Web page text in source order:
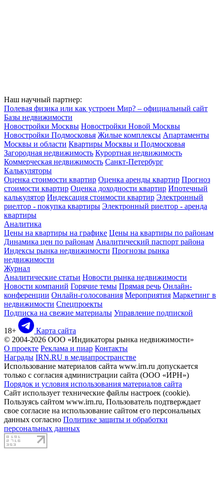
Наш научный партнер:
Полевая физика или как устроен Мир? – официальный сайт
Базы недвижимости
Новостройки Москвы Новостройки Новой Москвы
Новостройки Подмосковья Жилые комплексы Апартаменты
Москвы и области Квартиры Москвы и Подмосковья
Загородная недвижимость Курортная недвижимость
Коммерческая недвижимость Санкт-Петербург
Калькуляторы
Оценка стоимости квартир Оценка аренды квартир Прогноз
стоимости квартир Оценка доходности квартир Ипотечный
калькулятор Индексация стоимости квартир Электронный
риелтор - покупка квартиры Электронный риелтор - аренда
квартиры
Аналитика
Цены на квартиры на графике Цены на квартиры по районам
Динамика цен по районам Аналитический паспорт района
Индексы рынка недвижимости Прогнозы рынка
недвижимости
Журнал
Аналитические статьи Новости рынка недвижимости
Новости компаний Горячие темы Прямая речь Онлайн-
конференции Онлайн-голосования Мероприятия Маркетинг в
недвижимости Спецпроекты
Подписка на свежие материалы Управление подпиской
18+
Карта сайта
© 2004-2026 ООО «Индикаторы рынка недвижимости»
О проекте Реклама и пиар Контакты
Награды IRN.RU в медиапространстве
Использование материалов сайта www.irn.ru допускается
только с согласия администрации сайта (ООО «ИРН»)
Порядок и условия использования материалов сайта
Сайт использует технические файлы настроек (cookie).
Пользуясь сайтом www.irn.ru, Пользователь подтверждает
свое согласие на использование сайтом его персональных
данных согласно Политике защиты и обработки
персональных данных